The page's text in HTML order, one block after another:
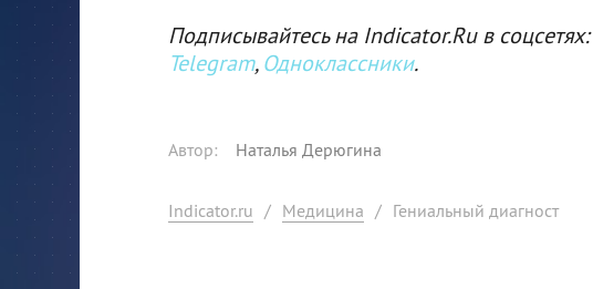
Подписывайтесь на Indicator.Ru в соцсетях:
Telegram, Одноклассники.
Автор: Наталья Дерюгина
Indicator.ru / Медицина / Гениальный диагност